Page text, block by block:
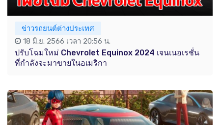
ข่าวรถยนต์ต่างประเทศ
18 มิ.ย. 2566 เวลา 20:56 น.
ปรับโฉมใหม่ Chevrolet Equinox 2024 เจนเนอเรชั่น
ที่กำลังจะมาขายในอเมริกา